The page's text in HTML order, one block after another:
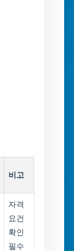
비고
자격
요건
확인
필수